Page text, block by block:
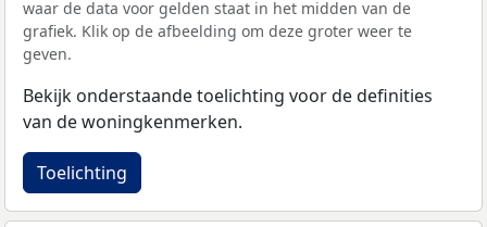
waar de data voor gelden staat in het midden van de
grafiek. Klik op de afbeelding om deze groter weer te
geven.
Bekijk onderstaande toelichting voor de definities
van de woningkenmerken.
Toelichting